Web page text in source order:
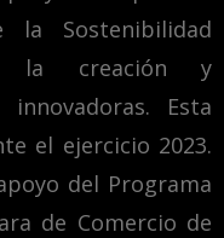
la Sostenibilidad
la creación y
Esta
el ejercicio 2023.
del Programa
de Comercio de